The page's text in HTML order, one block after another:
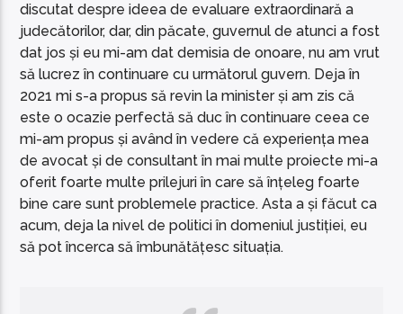
discutat despre ideea de evaluare extraordinară a
judecătorilor, dar, din păcate, guvernul de atunci a fost
dat jos și eu mi-am dat demisia de onoare, nu am vrut
să lucrez în continuare cu următorul guvern. Deja în
2021 mi s-a propus să revin la minister și am zis că
este o ocazie perfectă să duc în continuare ceea ce
mi-am propus și având în vedere că experiența mea
de avocat și de consultant în mai multe proiecte mi-a
oferit foarte multe prilejuri în care să înțeleg foarte
bine care sunt problemele practice. Asta a și făcut ca
acum, deja la nivel de politici în domeniul justiției, eu
să pot încerca să îmbunătățesc situația.